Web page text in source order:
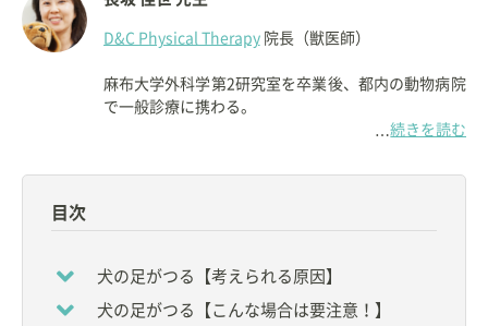
D&C Physical Therapy院長（獣医師）
麻布大学外科学第2研究室を卒業後、都内の動物病院
で一般診療に携わる。
◇2006年：CHI Institute（フロリダ州）にて鍼治療
リテーション診療を担当。
◇2011年：テネシー大学公認、リハビリテーション
認定資格（CCRP）取得。
…続きを読む
目次
犬の足がつる【考えられる原因】
犬の足がつる【こんな場合は要注意！】